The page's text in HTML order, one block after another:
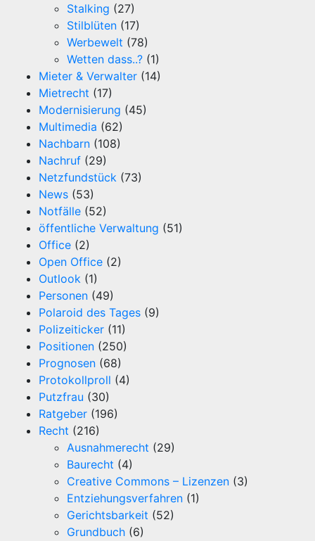
Stalking (27)
Stilblüten (17)
Werbewelt (78)
Wetten dass..? (1)
Mieter & Verwalter (14)
Mietrecht (17)
Modernisierung (45)
Multimedia (62)
Nachbarn (108)
Nachruf (29)
Netzfundstück (73)
News (53)
Notfälle (52)
öffentliche Verwaltung (51)
Office (2)
Open Office (2)
Outlook (1)
Personen (49)
Polaroid des Tages (9)
Polizeiticker (11)
Positionen (250)
Prognosen (68)
Protokollproll (4)
Putzfrau (30)
Ratgeber (196)
Recht (216)
Ausnahmerecht (29)
Baurecht (4)
Creative Commons – Lizenzen (3)
Entziehungsverfahren (1)
Gerichtsbarkeit (52)
Grundbuch (6)